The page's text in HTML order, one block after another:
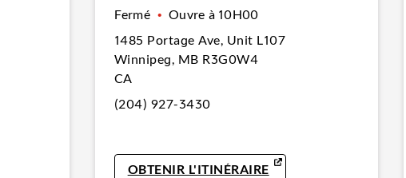
IN NEW TAB
Fermé • Ouvre à 10H00
1485 Portage Ave, Unit L107
Winnipeg, MB R3G0W4
CA
(204) 927-3430
OBTENIR L'ITINÉRAIRELINK OPENS IN NEW